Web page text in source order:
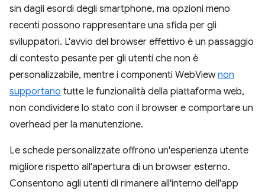
sin dagli esordi degli smartphone, ma opzioni meno
recenti possono rappresentare una sfida per gli
sviluppatori. L'avvio del browser effettivo è un passaggio
di contesto pesante per gli utenti che non è
personalizzabile, mentre i componenti WebViewnon
supportano tutte le funzionalità della piattaforma web,
non condividere lo stato con il browser e comportare un
overhead per la manutenzione.
Le schede personalizzate offrono un'esperienza utente
migliore rispetto all'apertura di un browser esterno.
Consentono agli utenti di rimanere all'interno dell'app